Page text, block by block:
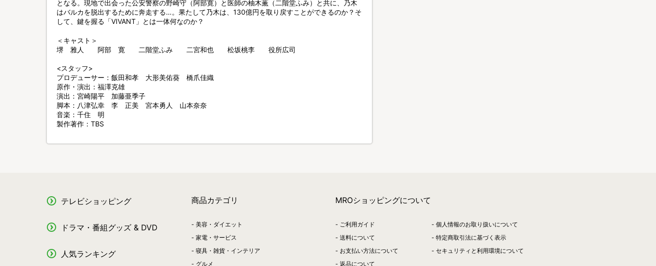
となる。現地で出会った公安警察の野崎守（阿部寛）と医師の柚木薫（二階堂ふみ）と共に、乃木
はバルカを脱出するために奔走する…。果たして乃木は、130億円を取り戻すことができるのか？そ
して、鍵を握る「VIVANT」とは一体何なのか？
＜キャスト＞
堺 雅人 阿部 寛 二階堂ふみ 二宮和也 松坂桃李 役所広司
<スタッフ>
プロデューサー：飯田和孝 大形美佑葵 橋爪佳織
原作・演出：福澤克雄
演出：宮崎陽平 加藤亜季子
脚本：八津弘幸 李 正美 宮本勇人 山本奈奈
音楽：千住 明
製作著作：TBS
テレビショッピング
ドラマ・番組グッズ & DVD
人気ランキング
商品カテゴリ
美容・ダイエット
家電・サービス
寝具・雑貨・インテリア
グルメ
MROショッピングについて
ご利用ガイド
送料について
お支払い方法について
返品について
個人情報のお取り扱いについて
特定商取引法に基づく表示
セキュリティと利用環境について